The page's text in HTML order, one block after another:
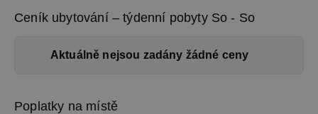
Ceník ubytování – týdenní pobyty So - So
Aktuálně nejsou zadány žádné ceny
Poplatky na místě